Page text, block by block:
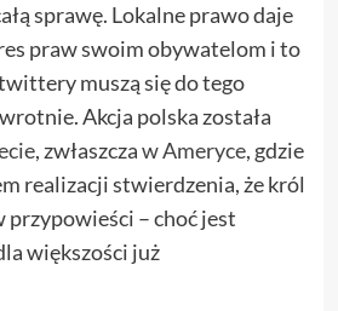
sprawę. Lokalne prawo daje
praw swoim obywatelom i to
muszą się do tego
Akcja polska została
, zwłaszczaw Ameryce, gdzie
realizacji stwierdzenia, że król
przypowieści – choć jest
większości już